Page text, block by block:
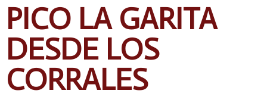
PICO LA GARITA
DESDE LOS
CORRALES